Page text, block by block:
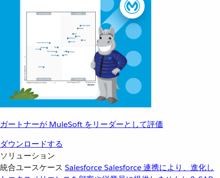
ガートナーが MuleSoft をリーダーとして評価
ダウンロードする
ソリューション
統合ユースケース SalesforceSalesforce 連携により、進化し